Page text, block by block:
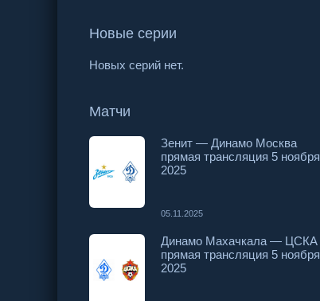
Новые серии
Новых серий нет.
Матчи
Зенит — Динамо Москва
прямая трансляция 5 ноября
2025
05.11.2025
Динамо Махачкала — ЦСКА
прямая трансляция 5 ноября
2025